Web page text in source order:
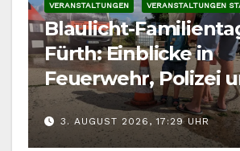
VERANSTALTUNGEN VERANSTALTUNGEN
Blaulicht-
Fürth: Einblicke in
Feuerwehr, Polizei
Rettungsdienst
3. AUGUST 2026, 17:29 UHR